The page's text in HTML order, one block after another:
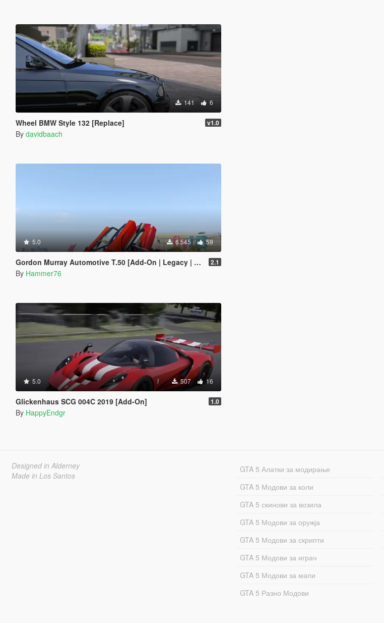
141 6
Wheel BMW Style 132 [Replace] v1.0
By davidbaach
5.0 6.545 59
Gordon Murray Automotive T.50 [Add-On | Legacy | Enhanced] 2.1
By Hammer76
5.0 507 16
Glickenhaus SCG 004C 2019 [Add-On] 1.0
By HappyEndgr
Designed in Alderney
Made in Los Santos
GTA 5 Алатки за модирање
GTA 5 Модови за коли
GTA 5 скинови за возила
GTA 5 Модови за оружја
GTA 5 Модови за скрипти
GTA 5 Модови за играч
GTA 5 Модови за мапи
GTA 5 Разно Модови